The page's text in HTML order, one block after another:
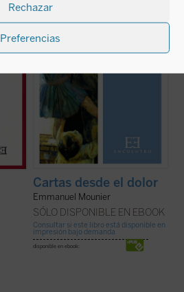
Rechazar
Preferencias
poesía puesto que avanza ...
Cartas desde el dolor
Emmanuel Mounier
SÓLO DISPONIBLE EN EBOOK
Consultar si este libro está disponible en
impresión bajo demanda
disponible en ebook: